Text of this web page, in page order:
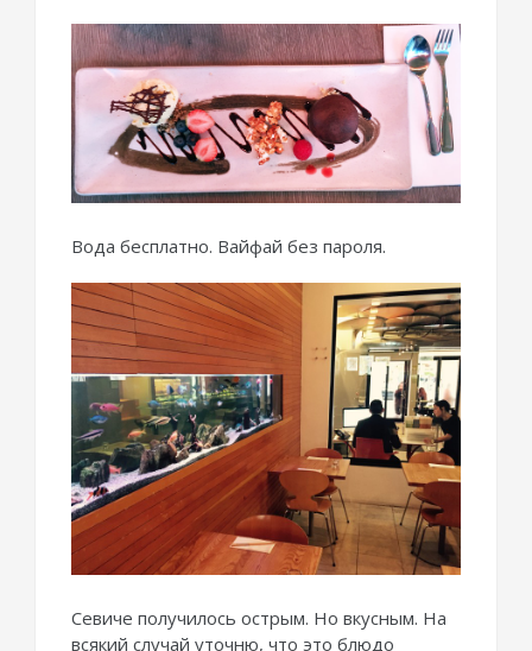
Вода бесплатно. Вайфай без пароля.
Севиче получилось острым. Но вкусным. На
всякий случай уточню, что это блюдо